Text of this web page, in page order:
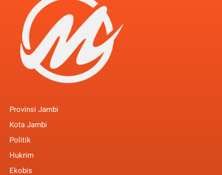
Provinsi Jambi
Kota Jambi
Politik
Hukrim
Ekobis